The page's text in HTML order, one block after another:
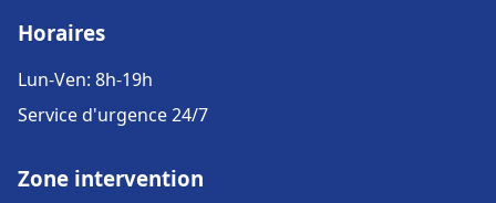
Horaires
Lun-Ven: 8h-19h
Service d'urgence 24/7
Zone intervention